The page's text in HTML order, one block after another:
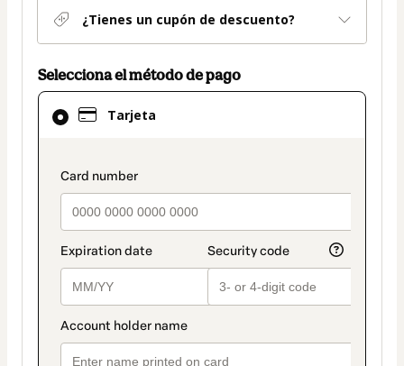
¿Tienes un cupón de descuento?
Selecciona el método de pago
Tarjeta
payment_data.section_title_v2
El
método
seleccionado
Tarjeta